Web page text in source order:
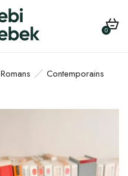
0
Romans
Contemporains